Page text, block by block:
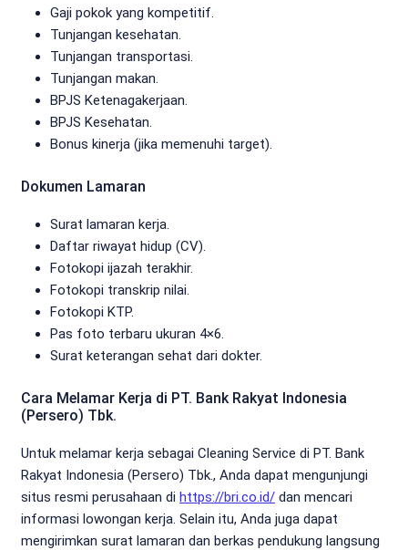
Gaji pokok yang kompetitif.
Tunjangan kesehatan.
Tunjangan transportasi.
Tunjangan makan.
BPJS Ketenagakerjaan.
BPJS Kesehatan.
Bonus kinerja (jika memenuhi target).
Dokumen Lamaran
Surat lamaran kerja.
Daftar riwayat hidup (CV).
Fotokopi ijazah terakhir.
Fotokopi transkrip nilai.
Fotokopi KTP.
Pas foto terbaru ukuran 4×6.
Surat keterangan sehat dari dokter.
Cara Melamar Kerja di PT. Bank Rakyat Indonesia
(Persero) Tbk.
Untuk melamar kerja sebagai Cleaning Service di PT. Bank
Rakyat Indonesia (Persero) Tbk., Anda dapat mengunjungi
situs resmi perusahaan di https://bri.co.id/ dan mencari
informasi lowongan kerja. Selain itu, Anda juga dapat
mengirimkan surat lamaran dan berkas pendukung langsung